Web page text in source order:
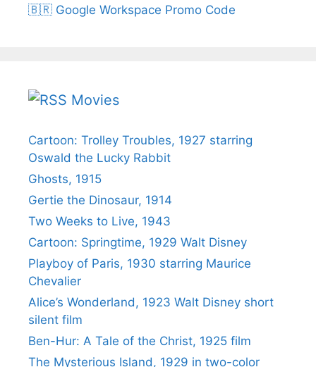
🇧🇷 Google Workspace Promo Code
Movies
Cartoon: Trolley Troubles, 1927 starring
Oswald the Lucky Rabbit
Ghosts, 1915
Gertie the Dinosaur, 1914
Two Weeks to Live, 1943
Cartoon: Springtime, 1929 Walt Disney
Playboy of Paris, 1930 starring Maurice
Chevalier
Alice’s Wonderland, 1923 Walt Disney short
silent film
Ben-Hur: A Tale of the Christ, 1925 film
The Mysterious Island, 1929 in two-color